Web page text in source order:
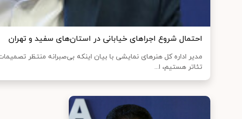
احتمال شروع اجراهای خیابانی در استان‌های سفید و تهران
مدیر اداره کل هنرهای نمایشی با بیان اینکه بی‌صبرانه منتظر
تئاتر هستیم، ا...